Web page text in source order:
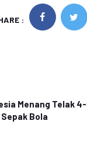
:
Menang Telak
Bola